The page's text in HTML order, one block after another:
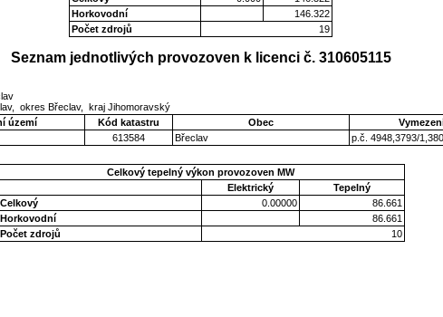
Horkovodní
146.322
Počet zdrojů
19
Seznam jednotlivých provozoven k licenci č. 310605115
okres Břeclav, kraj Jihomoravský
území
Kód katastru Obec
613584 Břeclav p.č. 4948,3793/
Celkový tepelný výkon provozoven MW
Elektrický
Tepelný
Celkový
0.00000
86.661
Horkovodní
86.661
Počet zdrojů
10